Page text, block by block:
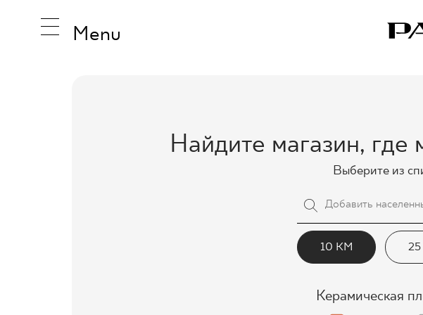
Menu
ПРОДУКЦИЯ
КОЛЛЕКЦИИ
Найдите магазин,
Выберите из
10 КМ
Керамическая